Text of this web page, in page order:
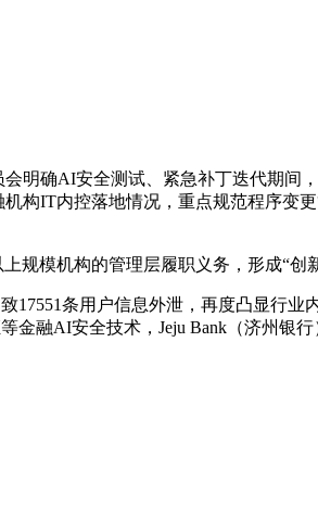
明确AI安全测试、紧急补丁迭代期间
构IT内控落地情况，重点规范程序变
规模机构的管理层履职义务，形成“创
17551条用户信息外泄，再度凸显行
融AI安全技术，Jeju Bank（济州银